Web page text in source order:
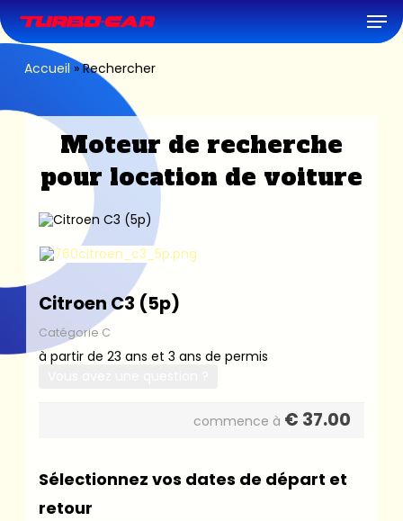
to
main
content
Accueil »Rechercher
Moteur de recherche
pour location de voiture
Citroen C3 (5p)
Catégorie C
à partir de 23 ans et 3 ans de permis
commence à € 37.00
Sélectionnez vos dates de départ et
retour